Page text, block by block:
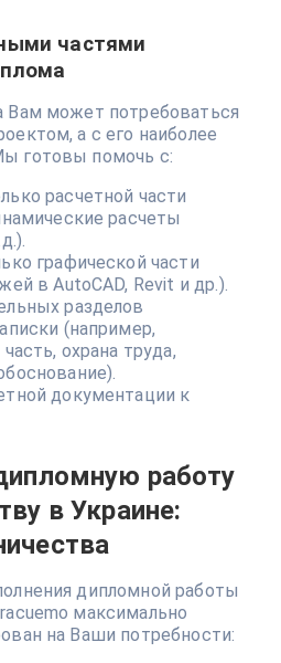
частями
Вам может потребоваться
а с его наиболее
готовы помочь с:
расчетной части
расчеты
графической части
в AutoCAD, Revit и др.).
разделов
(например,
охрана труда,
документации к
работу
в Украине:
дипломной работы
максимально
на Ваши потребности: